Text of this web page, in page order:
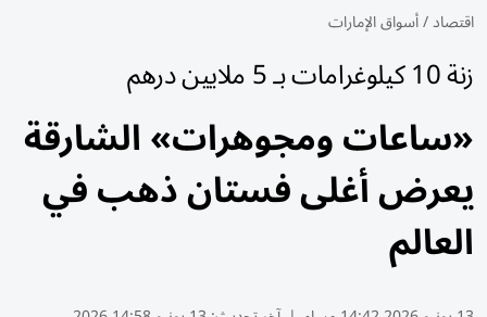
اقتصاد/أسواق الإمارات
زنة 10 كيلوغرامات بـ 5 ملايين درهم
«ساعات ومجوهرات» الشارقة
يعرض أغلى فستان ذهب في
العالم